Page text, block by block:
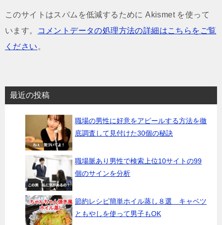
このサイトはスパムを低減するために Akismet を使って
います。
コメントデータの処理方法の詳細はこちらをご覧
ください 。
最近の投稿
職場の男性に好意をアピールする方法を徹
底調査して見付けた30個の秘訣
職場脈あり男性で検索上位10サイトの99
個のサインを分析
節約レシピ簡単ホイル蒸し８選 キャベツ
ともやしを使って男子もOK